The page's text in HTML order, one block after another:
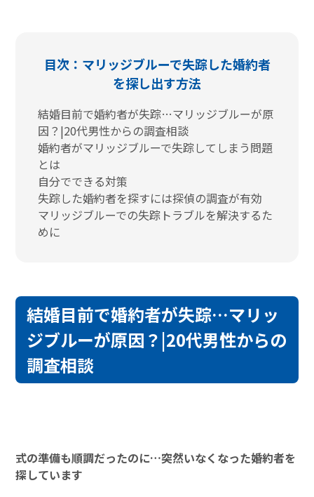
目次：マリッジブルーで失踪した婚約者
を探し出す方法
結婚目前で婚約者が失踪…マリッジブルーが原
因？|20代男性からの調査相談
婚約者がマリッジブルーで失踪してしまう問題
とは
自分でできる対策
失踪した婚約者を探すには探偵の調査が有効
マリッジブルーでの失踪トラブルを解決するた
めに
結婚目前で婚約者が失踪…マリッ
ジブルーが原因？|20代男性からの
調査相談
式の準備も順調だったのに…突然いなくなった婚約者を
探しています